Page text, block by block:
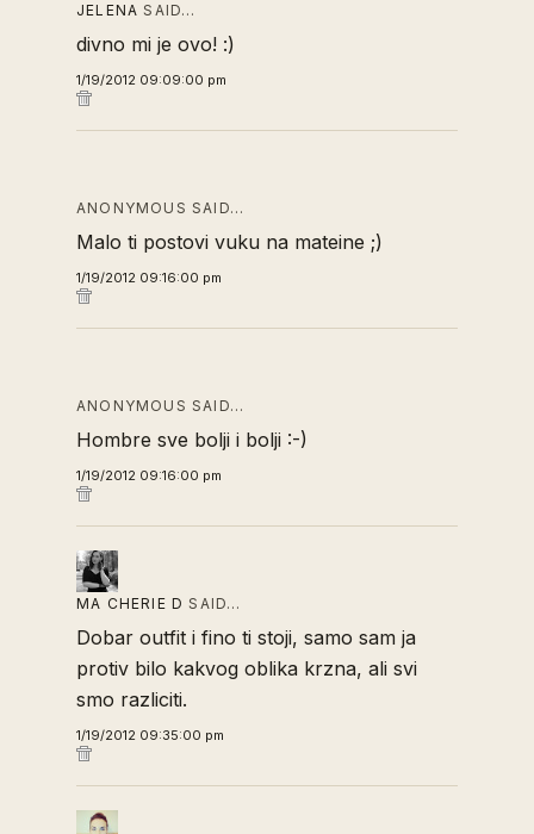
JELENA SAID…
divno mi je ovo! :)
1/19/2012 09:09:00 pm
ANONYMOUS SAID…
Malo ti postovi vuku na mateine ;)
1/19/2012 09:16:00 pm
ANONYMOUS SAID…
Hombre sve bolji i bolji :-)
1/19/2012 09:16:00 pm
MA CHERIE D SAID…
Dobar outfit i fino ti stoji, samo sam ja
protiv bilo kakvog oblika krzna, ali svi
smo razliciti.
1/19/2012 09:35:00 pm